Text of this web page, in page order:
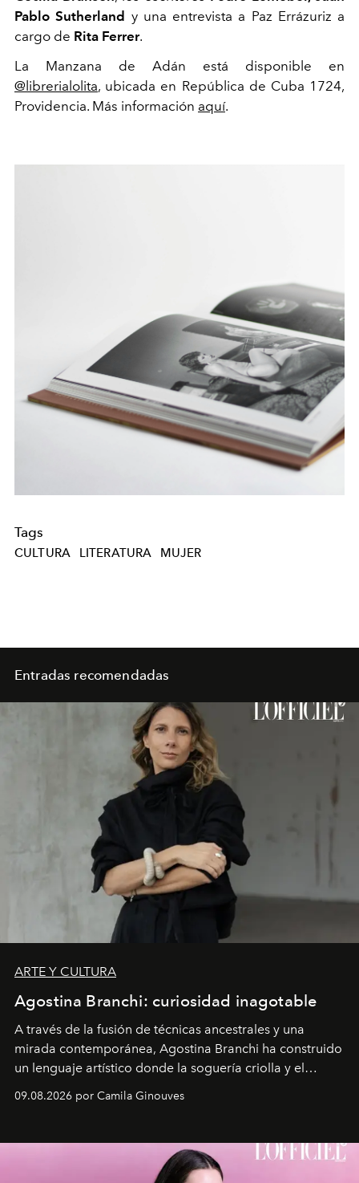
Pablo Sutherland y una entrevista a Paz Errázuriz a
cargo de Rita Ferrer.
La Manzana de Adán está disponible en
@librerialolita, ubicada en República de Cuba 1724,
Providencia. Más información aquí.
Tags
CULTURA LITERATURA MUJER
Entradas recomendadas
ARTE Y CULTURA
Agostina Branchi: curiosidad inagotable
A través de la fusión de técnicas ancestrales y una
mirada contemporánea, Agostina Branchi ha construido
un lenguaje artístico donde la soguería criolla y el
embarrilado dan vida a esculturas textiles tan rígidas
como fluidas. En septiembre la artista presentará una
Montecarmelo.
09.08.2026 por Camila Ginouves